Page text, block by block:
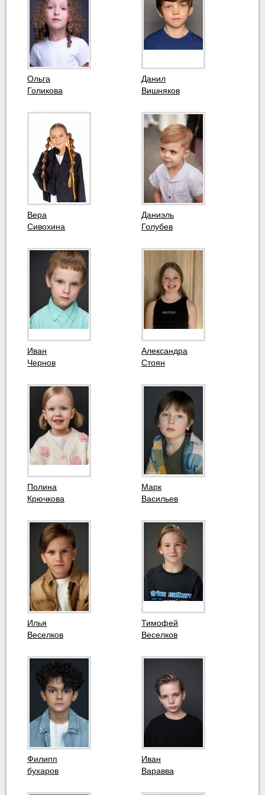
Ольга
Голикова
Данил
Вишняков
Вера
Сивохина
Даниэль
Голубев
Иван
Чернов
Александра
Стоян
Полина
Крючкова
Марк
Васильев
Илья
Веселков
Тимофей
Веселков
Филипп
бухаров
Иван
Варавва